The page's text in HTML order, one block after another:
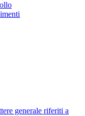
generale riferiti a